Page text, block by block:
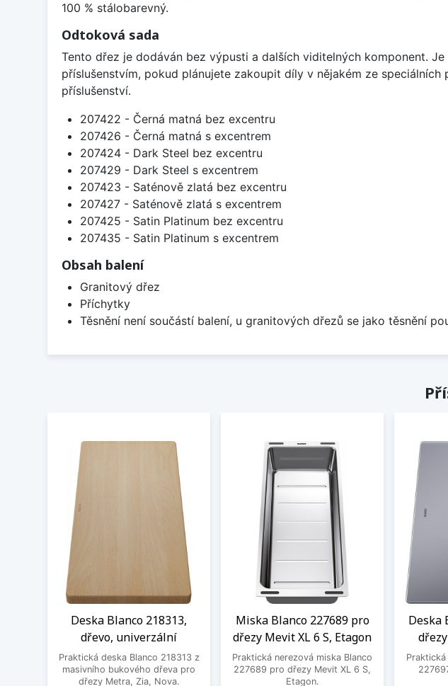
100 % stálobarevný.
Odtoková sada
Tento dřez je dodáván bez výpusti a dalších viditelných komponent.
příslušenstvím, pokud plánujete zakoupit díly v nějakém ze
příslušenství.
207422 - Černá matná bez excentru
207426 - Černá matná s excentrem
207424 - Dark Steel bez excentru
207429 - Dark Steel s excentrem
207423 - Saténově zlatá bez excentru
207427 - Saténově zlatá s excentrem
207425 - Satin Platinum bez excentru
207435 - Satin Platinum s excentrem
Obsah balení
Granitový dřez
Příchytky
Těsnění není součástí balení, u granitových dřezů se jako těsnění
Deska Blanco 218313,
dřevo, univerzální
Praktická deska Blanco 218313 z
masivního bukového dřeva pro
dřezy Metra, Zia, Nova.
Miska Blanco 227689 pro
dřezy Mevit XL 6 S, Etagon
Praktická nerezová miska Blanco
227689 pro dřezy Mevit XL 6 S,
Etagon.
Deska
Praktická